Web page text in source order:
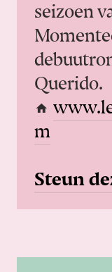
seizoen
Querido.

m
Steun